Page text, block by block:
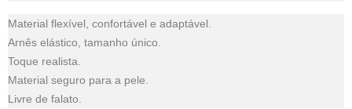
Material flexível, confortável e adaptável.
Arnês elástico, tamanho único.
Toque realista.
Material seguro para a pele.
Livre de falato.